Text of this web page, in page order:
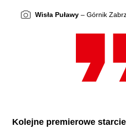
Wisła Puławy – Górnik
Kolejne premierowe starcie